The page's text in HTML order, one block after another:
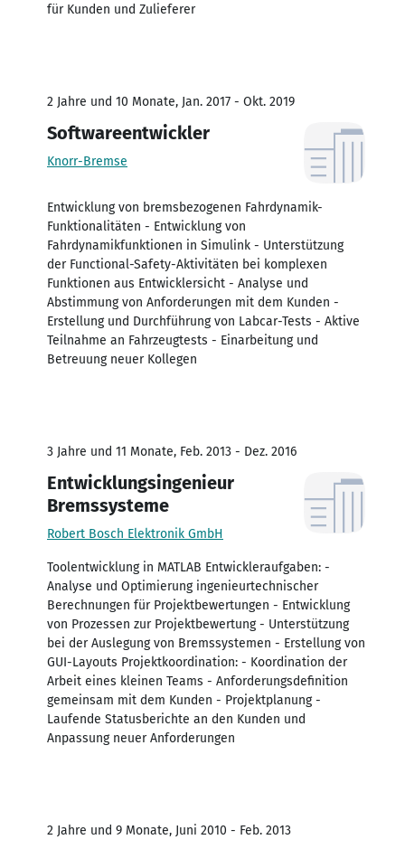
für Kunden und Zulieferer
2 Jahre und 10 Monate, Jan. 2017 - Okt. 2019
Softwareentwickler
Knorr-Bremse
Entwicklung von bremsbezogenen Fahrdynamik-
Funktionalitäten - Entwicklung von
Fahrdynamikfunktionen in Simulink - Unterstützung
der Functional-Safety-Aktivitäten bei komplexen
Funktionen aus Entwicklersicht - Analyse und
Abstimmung von Anforderungen mit dem Kunden -
Erstellung und Durchführung von Labcar-Tests - Aktive
Teilnahme an Fahrzeugtests - Einarbeitung und
Betreuung neuer Kollegen
3 Jahre und 11 Monate, Feb. 2013 - Dez. 2016
Entwicklungsingenieur
Bremssysteme
Robert Bosch Elektronik GmbH
Toolentwicklung in MATLAB Entwickleraufgaben: -
Analyse und Optimierung ingenieurtechnischer
Berechnungen für Projektbewertungen - Entwicklung
von Prozessen zur Projektbewertung - Unterstützung
bei der Auslegung von Bremssystemen - Erstellung von
GUI-Layouts Projektkoordination: - Koordination der
Arbeit eines kleinen Teams - Anforderungsdefinition
gemeinsam mit dem Kunden - Projektplanung -
Laufende Statusberichte an den Kunden und
Anpassung neuer Anforderungen
2 Jahre und 9 Monate, Juni 2010 - Feb. 2013